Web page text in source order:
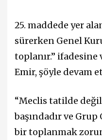
25. maddede yer
sürerken Genel
toplanır.”
Emir, şöyle devam
“Meclis tatilde
başındadır ve
bir toplanmak